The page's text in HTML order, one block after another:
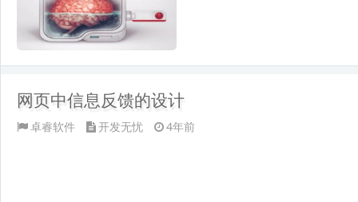
网页中信息反馈的设计
卓睿软件 开发无忧 4年前